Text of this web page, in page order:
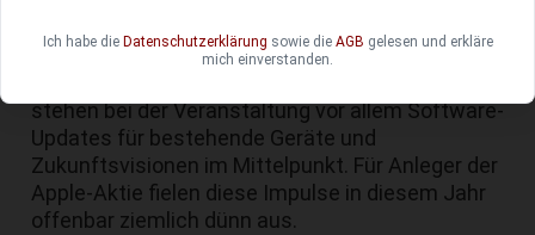
dieser Woche erneut seine jährliche
stehen bei der Veranstaltung vor allem Software-
Updates für bestehende Geräte und
Zukunftsvisionen im Mittelpunkt. Für Anleger der
Apple-Aktie fielen diese Impulse in diesem Jahr
offenbar ziemlich dünn aus.
Ich habe die Datenschutzerklärung sowie die AGB gelesen und erkläre
mich einverstanden.